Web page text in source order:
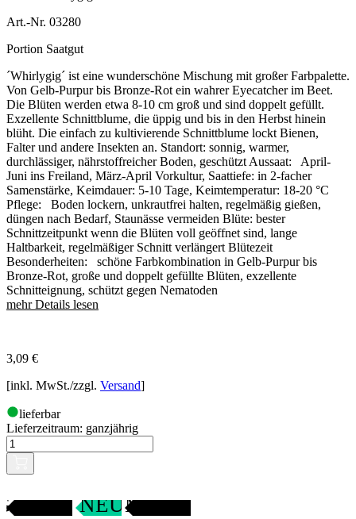
Art.-Nr. 03280
Portion Saatgut
´Whirlygig´ ist eine wunderschöne Mischung mit großer Farbpalette.
Von Gelb-Purpur bis Bronze-Rot ein wahrer Eyecatcher im Beet.
Die Blüten werden etwa 8-10 cm groß und sind doppelt gefüllt.
Exzellente Schnittblume, die üppig und bis in den Herbst hinein
blüht. Die einfach zu kultivierende Schnittblume lockt Bienen,
Falter und andere Insekten an. Standort: sonnig, warmer,
durchlässiger, nährstoffreicher Boden, geschützt Aussaat: April-
Juni ins Freiland, März-April Vorkultur, Saattiefe: in 2-facher
Samenstärke, Keimdauer: 5-10 Tage, Keimtemperatur: 18-20 °C
Pflege: Boden lockern, unkrautfrei halten, regelmäßig gießen,
düngen nach Bedarf, Staunässe vermeiden Blüte: bester
Schnittzeitpunkt wenn die Blüten voll geöffnet sind, lange
Haltbarkeit, regelmäßiger Schnitt verlängert Blütezeit
Besonderheiten: schöne Farbkombination in Gelb-Purpur bis
Bronze-Rot, große und doppelt gefüllte Blüten, exzellente
Schnitteignung, schützt gegen Nematoden
mehr Details lesen
3,09 €
[inkl. MwSt./zzgl. Versand]
lieferbar
Lieferzeitraum: ganzjährig
NEU
SAMENFEST